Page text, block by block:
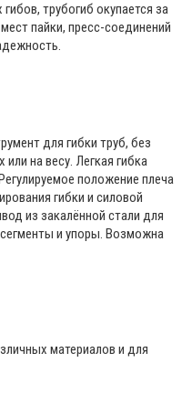
трубогиб окупается за
пайки, пресс-соединений
для гибки труб, без
на весу. Легкая гибка
положение плеча
гибки и силовой
из закалённой стали для
и упоры. Возможна
материалов и для